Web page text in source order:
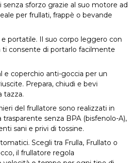
senza sforzo grazie al suo motore ad
per frullati, frappè o bevande
portatile. Il suo corpo leggero con
consente di portarlo facilmente
e coperchio anti-goccia per un
Prepara, chiudi e bevi
tazza.
del frullatore sono realizzati in
trasparente senza BPA (bisfenolo-A),
sani e privi di tossine.
Scegli tra Frulla, Frullato o
il frullatore regola